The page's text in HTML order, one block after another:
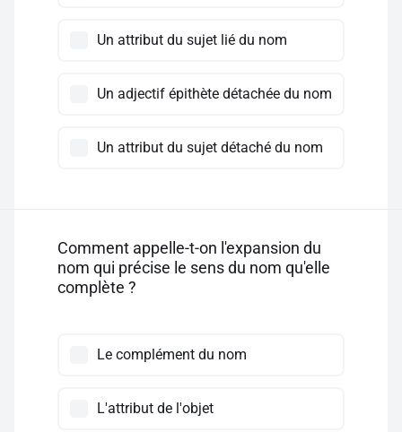
Un attribut du sujet lié du nom
Un adjectif épithète détachée du nom
Un attribut du sujet détaché du nom
Comment appelle-t-on l'expansion du
nom qui précise le sens du nom qu'elle
complète ?
Le complément du nom
L'attribut de l'objet